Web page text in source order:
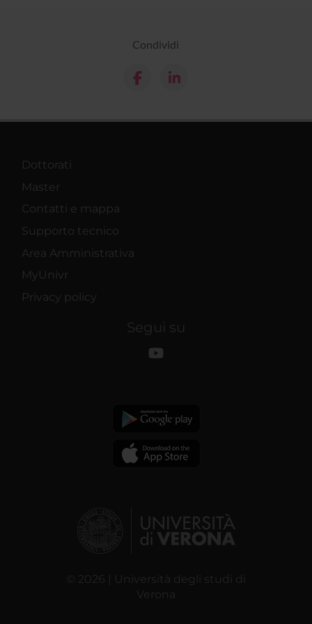
Condividi
Dottorati
Master
Contatti e mappa
Supporto tecnico
Area Amministrativa
MyUnivr
Privacy policy
Segui su
© 2026 | Università degli studi di
Verona